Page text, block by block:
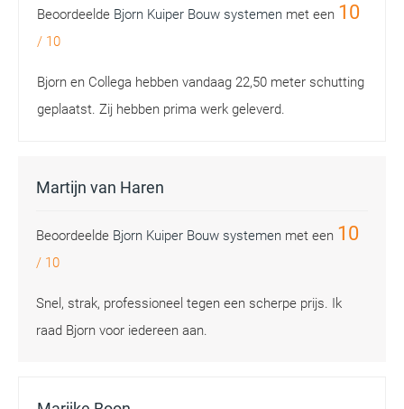
Beoordeelde Bjorn Kuiper Bouw systemen met een 10
/ 10
Bjorn en Collega hebben vandaag 22,50 meter schutting
geplaatst. Zij hebben prima werk geleverd.
Martijn van Haren
Beoordeelde Bjorn Kuiper Bouw systemen met een 10
/ 10
Snel, strak, professioneel tegen een scherpe prijs. Ik
raad Bjorn voor iedereen aan.